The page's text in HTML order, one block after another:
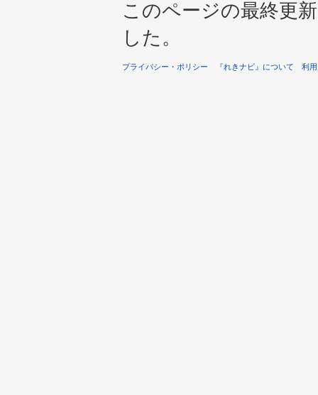
このページの最終更
した。
プライバシー・ポリシー 『れきナビ』について 利